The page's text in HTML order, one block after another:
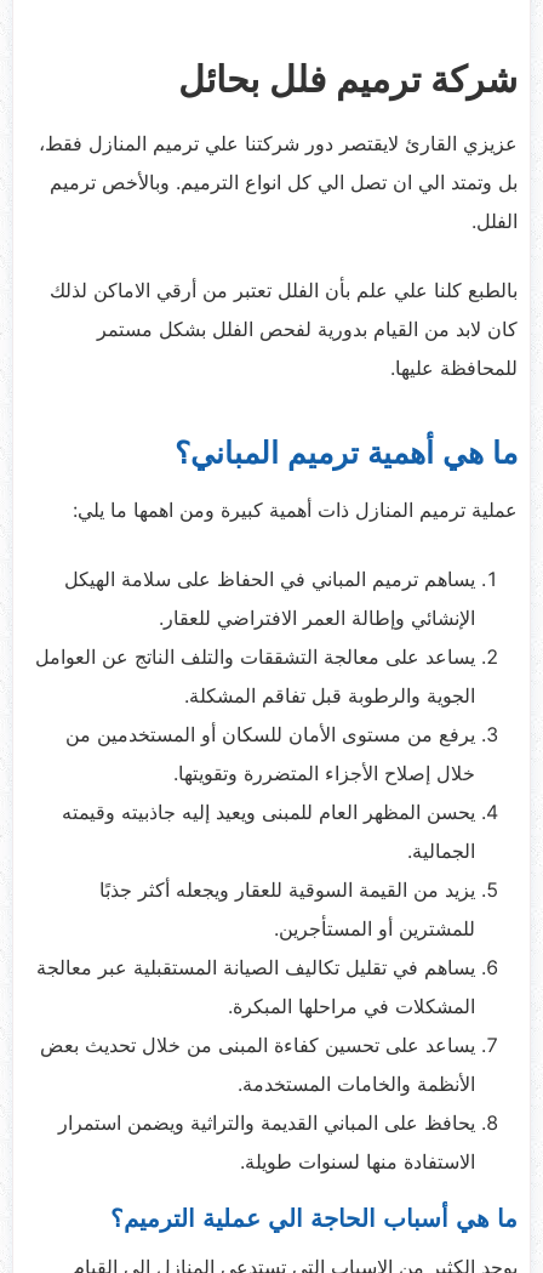
شركة ترميم فلل بحائل
عزيزي القارئ لايقتصر دور شركتنا علي ترميم المنازل فقط،
بل وتمتد الي ان تصل الي كل انواع الترميم. وبالأخص ترميم
الفلل.
بالطبع كلنا علي علم بأن الفلل تعتبر من أرقي الاماكن لذلك
كان لابد من القيام بدورية لفحص الفلل بشكل مستمر
للمحافظة عليها.
ما هي أهمية ترميم المباني؟
عملية ترميم المنازل ذات أهمية كبيرة ومن اهمها ما يلي:
يساهم ترميم المباني في الحفاظ على سلامة الهيكل
الإنشائي وإطالة العمر الافتراضي للعقار.
يساعد على معالجة التشققات والتلف الناتج عن العوامل
الجوية والرطوبة قبل تفاقم المشكلة.
يرفع من مستوى الأمان للسكان أو المستخدمين من
خلال إصلاح الأجزاء المتضررة وتقويتها.
يحسن المظهر العام للمبنى ويعيد إليه جاذبيته وقيمته
الجمالية.
يزيد من القيمة السوقية للعقار ويجعله أكثر جذبًا
للمشترين أو المستأجرين.
يساهم في تقليل تكاليف الصيانة المستقبلية عبر معالجة
المشكلات في مراحلها المبكرة.
يساعد على تحسين كفاءة المبنى من خلال تحديث بعض
الأنظمة والخامات المستخدمة.
يحافظ على المباني القديمة والتراثية ويضمن استمرار
الاستفادة منها لسنوات طويلة.
ما هي أسباب الحاجة الي عملية الترميم؟
يوجد الكثير من الاسباب التي تستدعي المنازل الي القيام